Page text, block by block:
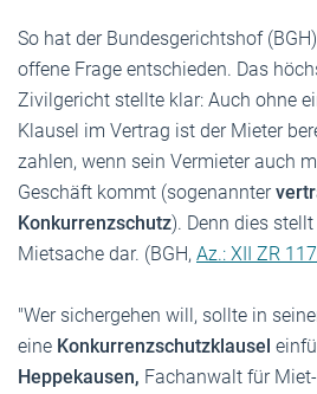
So hat der Bundesgerichtshof
offene Frage entschieden. Das
Zivilgericht stellte klar: Auch ohne
Klausel im Vertrag ist der Mieter
zahlen, wenn sein Vermieter auch
Geschäft kommt (sogenannter
Konkurrenzschutz). Denn dies
Mietsache dar. (BGH, Az.: XII ZR
"Wer sichergehen will, sollte in
eine Konkurrenzschutzklausel
Heppekausen, Fachanwalt für